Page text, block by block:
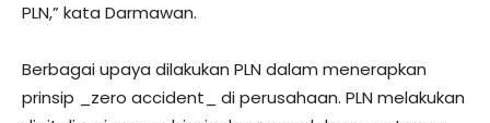
PLN,” kata Darmawan.
Berbagai upaya dilakukan PLN dalam menerapkan
prinsip _zero accident_ di perusahaan. PLN melakukan